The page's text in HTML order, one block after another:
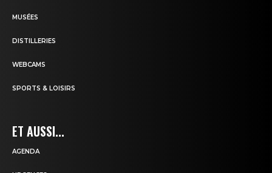
MUSÉES
DISTILLERIES
WEBCAMS
SPORTS & LOISIRS
ET AUSSI...
AGENDA